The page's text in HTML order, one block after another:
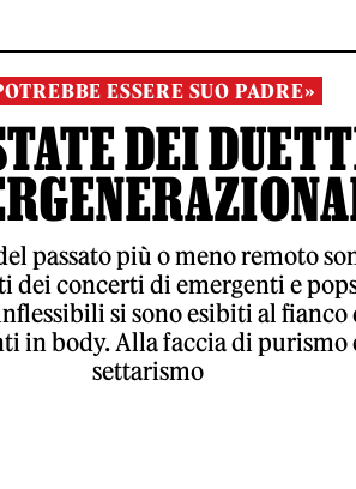
ESSERE SUO PADRE»
DEI
passato più o meno remoto
dei concerti di emergenti e
si sono esibiti al fianco
in body. Alla faccia di purismo
settarismo